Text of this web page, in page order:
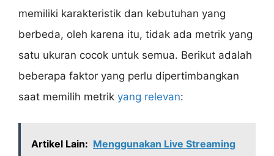
memiliki karakteristik dan kebutuhan yang
berbeda, oleh karena itu, tidak ada metrik yang
satu ukuran cocok untuk semua. Berikut adalah
beberapa faktor yang perlu dipertimbangkan
saat memilih metrik yang relevan:
Artikel Lain: Menggunakan Live Streaming